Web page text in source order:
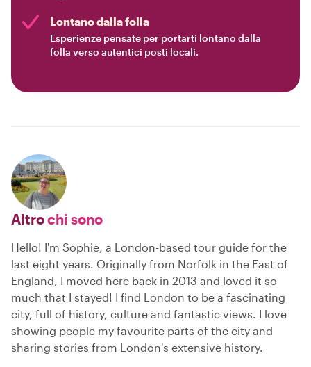
Lontano dalla folla
Esperienze pensate per portarti lontano dalla
folla verso autentici posti locali.
Altrochi sono
Hello! I'm Sophie, a London-based tour guide for the
last eight years. Originally from Norfolk in the East of
England, I moved here back in 2013 and loved it so
much that I stayed! I find London to be a fascinating
city, full of history, culture and fantastic views. I love
showing people my favourite parts of the city and
sharing stories from London's extensive history.